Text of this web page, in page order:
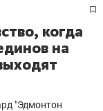
когда
на
"Эдмонтон